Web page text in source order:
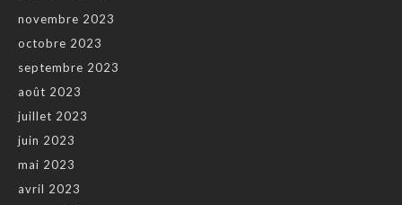
novembre 2023
octobre 2023
septembre 2023
août 2023
juillet 2023
juin 2023
mai 2023
avril 2023